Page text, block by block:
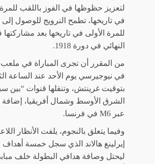
لتعزيز حظوظها في الفوز باللقب
في تاريخها، تطمح النرويج للوصول إلى
للمرة الأولى في تاريخها بعد
النهائي في دورة 1918.
من المقرر أن تجرى المباراة في ملعب
في نيوجيرسي يوم الأحد عند الساعة
بتوقيت غرينتش، وتنقلها قنوات “بين
الشرق الأوسط وشمال أفريقيا، إضافة
عبر M6 في فرنسا.
وفيما يتعلق بالنجوم، يلفت الأنظار
إيرلينغ هالاند الذي سجل خمسة أهداف
ليحتل وصافة هدافي البطولة خلف